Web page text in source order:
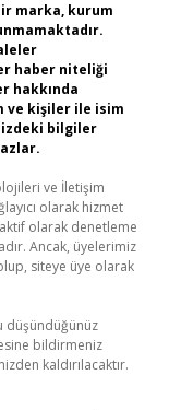
marka, kurum
haber niteliği
hakkında
ve kişiler ile isim
bilgiler
ve İletişim
olarak hizmet
olarak denetleme
Ancak, üyelerimiz
siteye üye olarak
düşündüğünüz
bildirmeniz
kaldırılacaktır.